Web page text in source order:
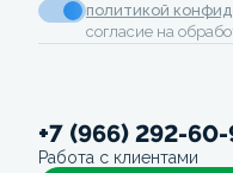
политикой
согласие на
+7 (966) 292-
Работа с клиентами